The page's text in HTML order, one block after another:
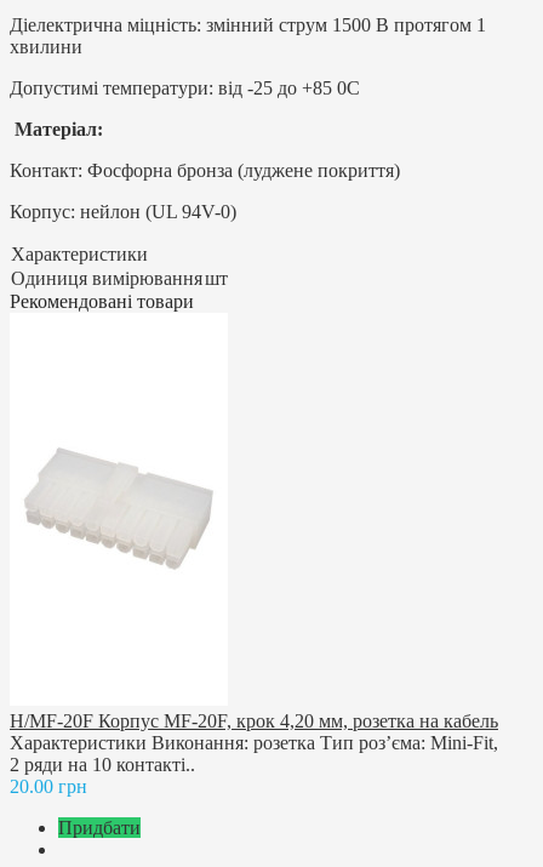
Діелектрична міцність: змінний струм 1500 В протягом 1
хвилини
Допустимі температури: від -25 до +85 0C
Mатеріал:
Контакт: Фосфорна бронза (луджене покриття)
Корпус: нейлон (UL 94V-0)
Характеристики
Одиниця вимірюванняшт
Рекомендовані товари
H/MF-20F Корпус MF-20F, крок 4,20 мм, розетка на кабель
Характеристики Виконання: розетка Тип роз’єма: Mini-Fit,
2 ряди на 10 контакті..
20.00 грн
Придбати